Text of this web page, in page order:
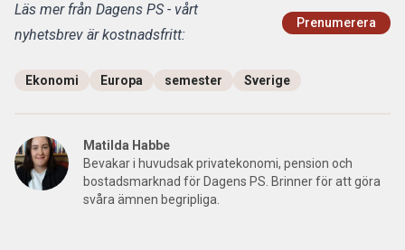
Läs mer från Dagens PS - vårt
nyhetsbrev är kostnadsfritt:
Prenumerera
Ekonomi Europa semester Sverige
Matilda Habbe
Bevakar i huvudsak privatekonomi, pension och
bostadsmarknad för Dagens PS. Brinner för att göra
svåra ämnen begripliga.